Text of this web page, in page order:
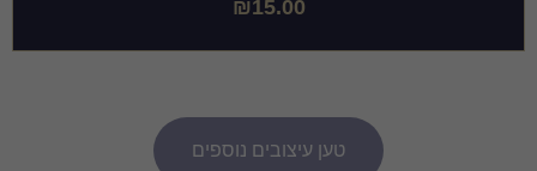
₪15.00
טען עיצובים נוספים